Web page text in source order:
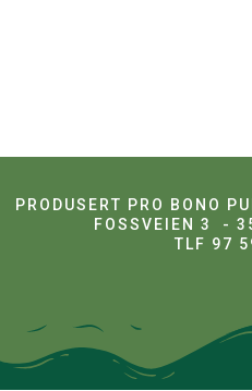
PRODUSERT PRO BONO
FOSSVEIEN 3 -
TLF 97